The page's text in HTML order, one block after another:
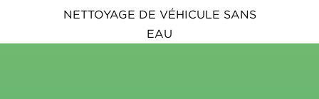
NETTOYAGE DE VÉHICULE SANS
EAU